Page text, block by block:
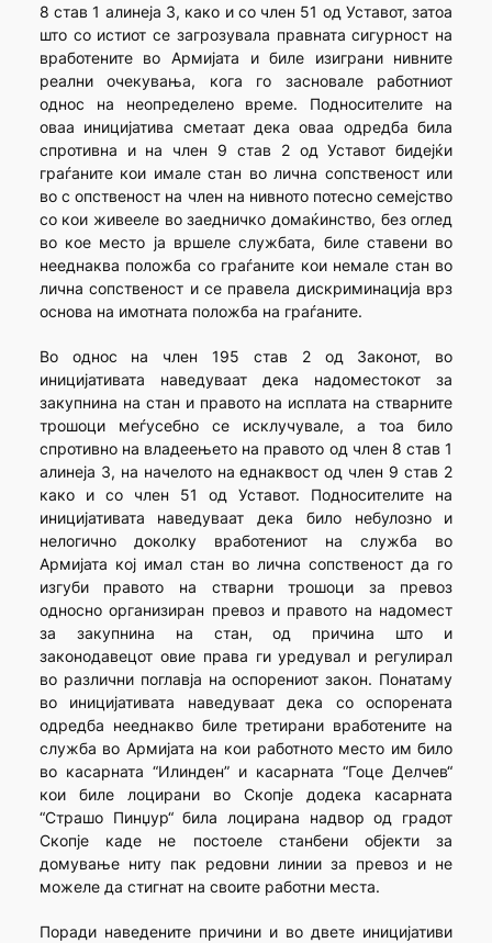
8 став 1 алинеја 3, како и со член 51 од Уставот, затоа
што со истиот се загрозувала правната сигурност на
вработените во Армијата и биле изиграни нивните
реални очекувања, кога го засновале работниот
однос на неопределено време. Подносителите на
оваа иницијатива сметаат дека оваа одредба била
спротивна и на член 9 став 2 од Уставот бидејќи
граѓаните кои имале стан во лична сопственост или
во с опственост на член на нивното потесно семејство
со кои живееле во заедничко домаќинство, без оглед
во кое место ја вршеле службата, биле ставени во
нееднаква положба со граѓаните кои немале стан во
лична сопственост и се правела дискриминација врз
основа на имотната положба на граѓаните.
Во однос на член 195 став 2 од Законот, во
иницијативата наведуваат дека надоместокот за
закупнина на стан и правото на исплата на стварните
трошоци меѓусебно се исклучувале, а тоа било
спротивно на владеењето на правото од член 8 став 1
алинеја 3, на начелото на еднаквост од член 9 став 2
како и со член 51 од Уставот. Подносителите на
иницијативата наведуваат дека било небулозно и
нелогично доколку вработениот на служба во
Армијата кој имал стан во лична сопственост да го
изгуби правото на стварни трошоци за превоз
односно организиран превоз и правото на надомест
за закупнина на стан, од причина што и
законодавецот овие права ги уредувал и регулирал
во различни поглавја на оспорениот закон. Понатаму
во иницијативата наведуваат дека со оспорената
одредба нееднакво биле третирани вработените на
служба во Армијата на кои работното место им било
во касарната “Илинден” и касарната “Гоце Делчев“
кои биле лоцирани во Скопје додека касарната
“Страшо Пинџур“ била лоцирана надвор од градот
Скопје каде не постоеле станбени објекти за
домување ниту пак редовни линии за превоз и не
можеле да стигнат на своите работни места.
Поради наведените причини и во двете иницијативи